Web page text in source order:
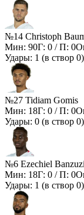
№14 Christoph
Мин: 90Г: 0 / П: 0
Удары: 1 (в створ 0)
№27 Tidiam Gomis
Мин: 18Г: 0 / П: 0
Удары: 0 (в створ 0)
№6 Ezechiel
Мин: 18Г: 0 / П: 0
Удары: 1 (в створ 0)